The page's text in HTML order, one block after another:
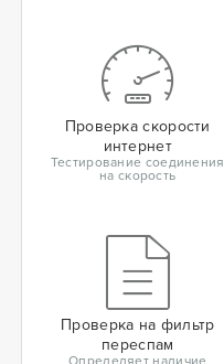
Проверка скорости
интернет
Тестирование соединения
на скорость
Проверка на фильтр
переспам